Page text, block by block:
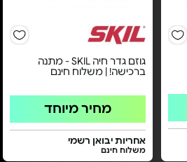
גוזם גדר חיה SKIL - מתנה
ברכישה! | משלוח חינם
מחיר מיוחד
אחריות יבואן רשמי
משלוח חינם